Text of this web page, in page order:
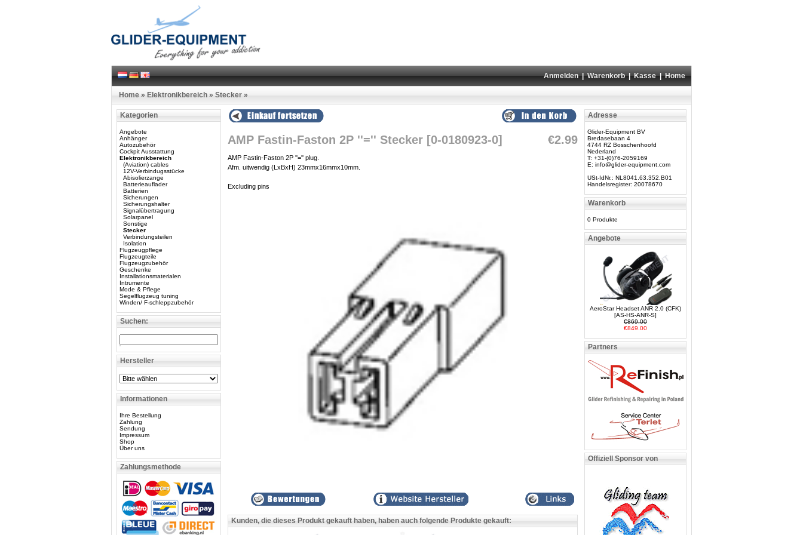
Anmelden|Warenkorb|Kasse|Home
Home » Elektronikbereich » Stecker »
Kategorien
Angebote
Anhänger
Autozubehör
Cockpit Ausstattung
Elektronikbereich
(Aviation) cables
12V-Verbindugsstücke
Abisolierzange
Batterieauflader
Batterien
Sicherungen
Sicherungshalter
Signalübertragung
Solarpanel
Sonstige
Stecker
Verbindungsteilen
Isolation
Flugzeugpflege
Flugzeugteile
Flugzeugzubehör
Geschenke
Installationsmaterialen
Intrumente
Mode & Pflege
Segelflugzeug tuning
Winden/ F-schleppzubehör
Suchen:
Hersteller
Informationen
Ihre Bestellung
Zahlung
Sendung
Impressum
Shop
Über uns
Zahlungsmethode
AMP Fastin-Faston 2P ''='' Stecker [0-0180923-0] €2.99
AMP Fastin-Faston 2P ''='' plug.
Afm. uitwendig (LxBxH) 23mmx16mmx10mm.
Excluding pins
Kunden, die dieses Produkt gekauft haben, haben auch folgende Produkte gekauft:
Adresse
Glider-Equipment BV
Bredasebaan 4
4744 RZ Bosschenhoofd
Nederland
T: +31-(0)76-2059169
E: info@glider-equipment.com
USt-IdNr.: NL8041.63.352.B01
Handelsregister: 20078670
Warenkorb
0 Produkte
Angebote
AeroStar Headset ANR 2.0 (CFK)
[AS-HS-ANR-S]
€869.00
€849.00
Partners
Offiziell Sponsor von